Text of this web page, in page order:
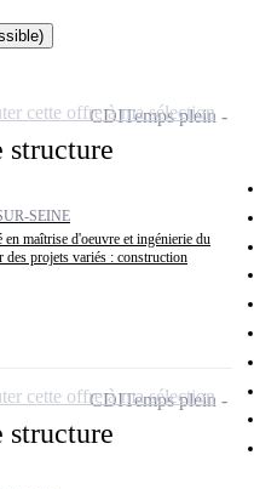
structure
SEINE
en maîtrise d'oeuvre et ingénierie du
des projets variés : construction
CDITemps plein
cette offre à ma sélection
structure
CDITemps plein
cette offre à ma sélection